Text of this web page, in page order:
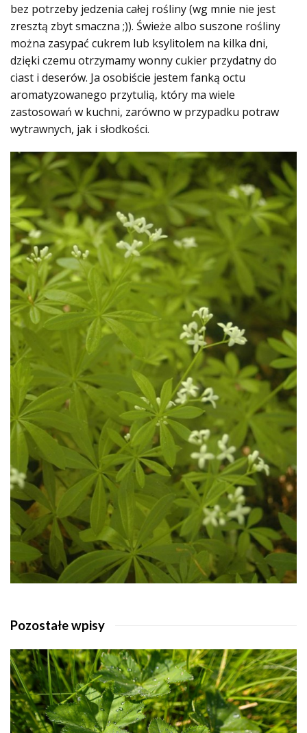
bez potrzeby jedzenia całej rośliny (wg mnie nie jest
zresztą zbyt smaczna ;)). Świeże albo suszone rośliny
można zasypać cukrem lub ksylitolem na kilka dni,
dzięki czemu otrzymamy wonny cukier przydatny do
ciast i deserów. Ja osobiście jestem fanką octu
aromatyzowanego przytulią, który ma wiele
zastosowań w kuchni, zarówno w przypadku potraw
wytrawnych, jak i słodkości.
Pozostałe wpisy